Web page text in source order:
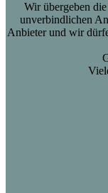
Wir übergeben
unverbindlichen
Anbieter und wir